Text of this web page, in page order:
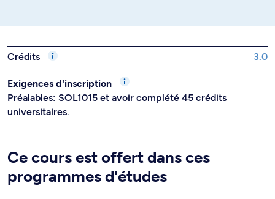
Crédits 3.0
Exigences d'inscription
Préalables: SOL1015 et avoir complété 45 crédits
universitaires.
Ce cours est offert dans ces
programmes d'études